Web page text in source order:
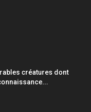
créatures dont